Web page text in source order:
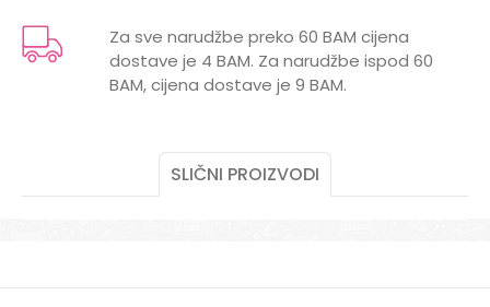
Pon-Subota: 09:00-
15:00h
MATERIJAL
PAMUK
ŽENSKI
KRATAK RUKAV
Za sve narudžbe preko 60 BAM cijena
dostave je 4 BAM. Za narudžbe ispod 60
BAM, cijena dostave je 9 BAM.
SLIČNI PROIZVODI